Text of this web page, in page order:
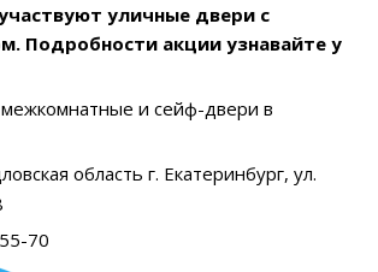
уличные двери с
Подробности акции узнавайте у
и сейф-двери в
область г. Екатеринбург, ул.
70